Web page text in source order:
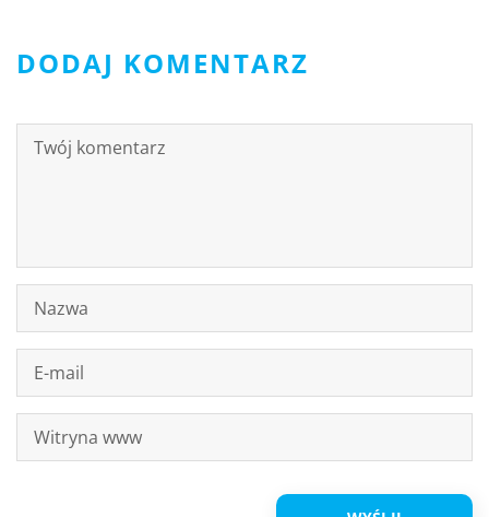
DODAJ KOMENTARZ